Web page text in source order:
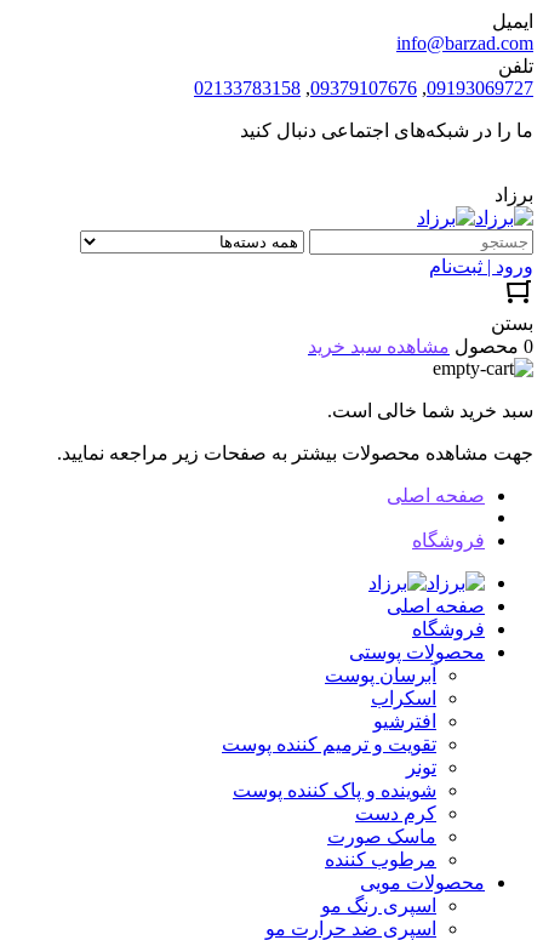
ایمیل
info@barzad.com
تلفن
09193069727
,
09379107676
,
02133783158
ما را در شبکه‌های اجتماعی دنبال کنید
برزاد
ورود | ثبت‌نام
بستن
0 محصول
مشاهده سبد خرید
سبد خرید شما خالی است.
جهت مشاهده محصولات بیشتر به صفحات زیر مراجعه نمایید.
صفحه اصلی
فروشگاه
صفحه اصلی
فروشگاه
محصولات پوستی
آبرسان پوست
اسکراب
افترشیو
تقویت و ترمیم کننده پوست
تونر
شوینده و پاک کننده پوست
کرم دست
ماسک صورت
مرطوب کننده
محصولات مویی
اسپری رنگ مو
اسپری ضد حرارت مو